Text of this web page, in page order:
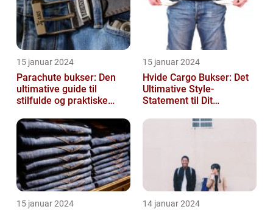
15 januar 2024
Parachute bukser: Den
ultimative guide til
stilfulde og praktiske
15 januar 2024
Hvide Cargo Bukser: Det
Ultimative Style-
Statement til Dit
15 januar 2024 14 januar 2024